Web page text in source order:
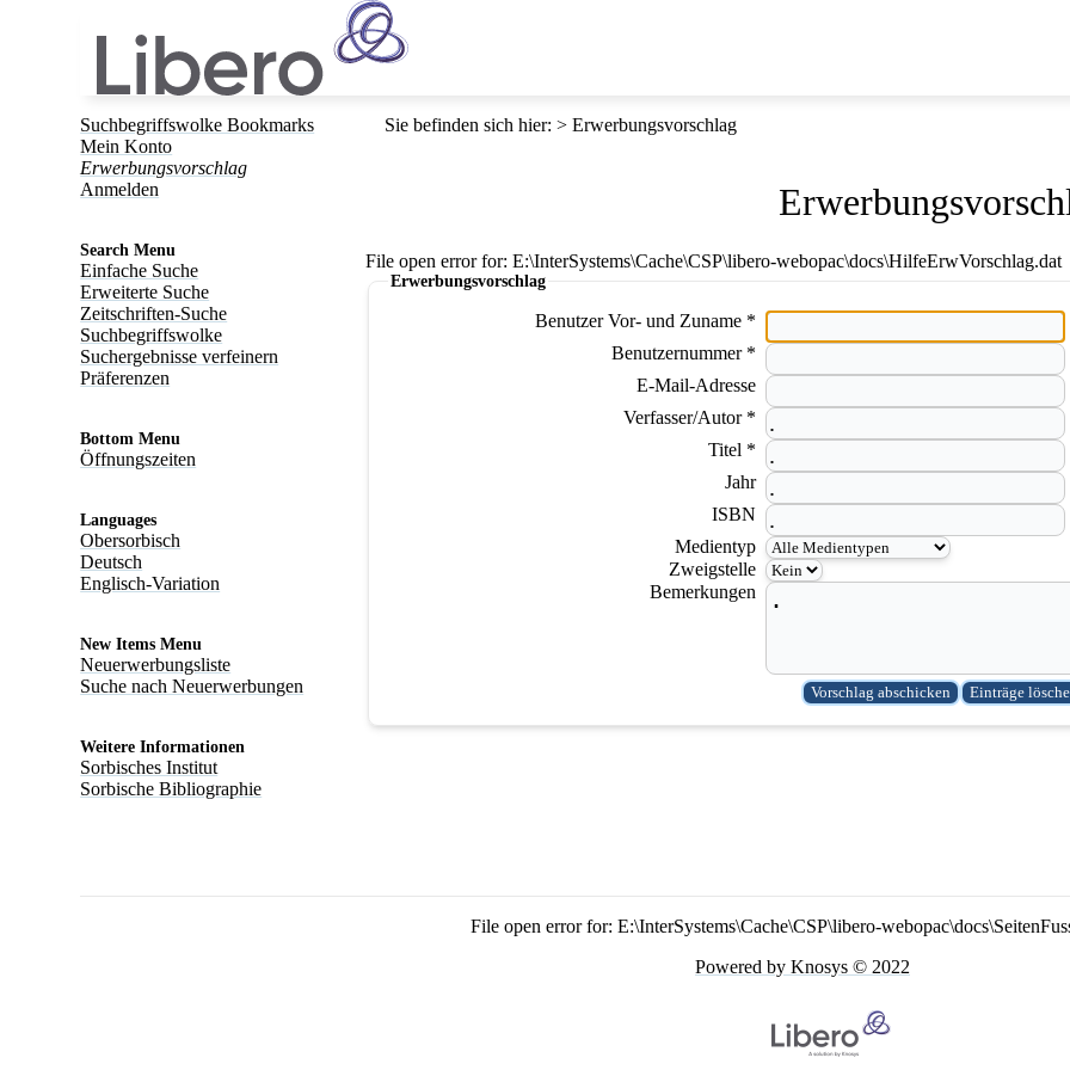
Suchbegriffswolke Bookmarks
Mein Konto
Erwerbungsvorschlag
Anmelden
Search Menu
Einfache Suche
Erweiterte Suche
Zeitschriften-Suche
Suchbegriffswolke
Suchergebnisse verfeinern
Präferenzen
Bottom Menu
Öffnungszeiten
Languages
Obersorbisch
Deutsch
Englisch-Variation
New Items Menu
Neuerwerbungsliste
Suche nach Neuerwerbungen
Weitere Informationen
Sorbisches Institut
Sorbische Bibliographie
Sie befinden sich hier: Erwerbungsvorschlag
File open error for: E:\InterSystems\Cache\CSP\libero-webopac\docs\HilfeErwVorschlag.dat
Erwerbungsvorschlag
Benutzer Vor- und Zuname *
Benutzernummer *
E-Mail-Adresse
Verfasser/Autor *
Titel *
Jahr
ISBN
Medientyp
Zweigstelle
Bemerkungen
File open error for: E:\InterSystems\Cache\CSP\libero-
Powered by Knosys © 2022